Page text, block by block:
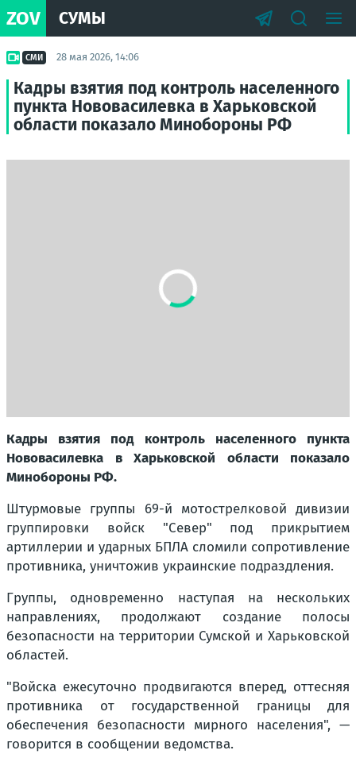
ZOV СУМЫ
СМИ 28 мая 2026, 14:06
Кадры взятия под контроль населенного
пункта Нововасилевка в Харьковской
области показало Минобороны РФ
Кадры взятия под контроль населенного пункта
Нововасилевка в Харьковской области показало
Минобороны РФ.
Штурмовые группы 69-й мотострелковой дивизии
группировки войск "Север" под прикрытием
артиллерии и ударных БПЛА сломили сопротивление
противника, уничтожив украинские подраздления.
Группы, одновременно наступая на нескольких
направлениях, продолжают создание полосы
безопасности на территории Сумской и Харьковской
областей.
"Войска ежесуточно продвигаются вперед, оттесняя
противника от государственной границы для
обеспечения безопасности мирного населения", —
говорится в сообщении ведомства.